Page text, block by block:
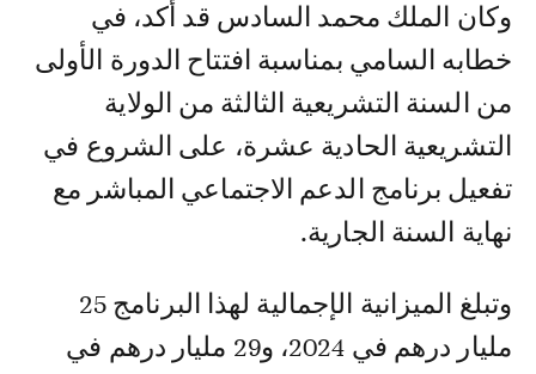
وكان الملك محمد السادس قد أكد، في
خطابه السامي بمناسبة افتتاح الدورة الأولى
من السنة التشريعية الثالثة من الولاية
التشريعية الحادية عشرة، على الشروع في
تفعيل برنامج الدعم الاجتماعي المباشر مع
نهاية السنة الجارية.
وتبلغ الميزانية الإجمالية لهذا البرنامج 25
مليار درهم في 2024، و29 مليار درهم في